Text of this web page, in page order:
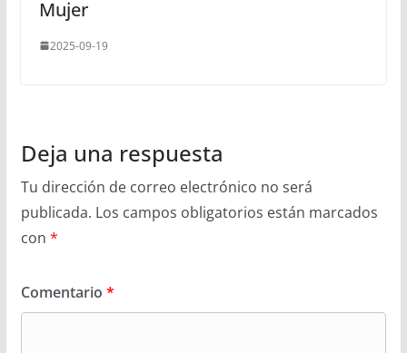
Mujer
2025-09-19
Deja una respuesta
Tu dirección de correo electrónico no será
publicada. Los campos obligatorios están marcados
con *
Comentario *